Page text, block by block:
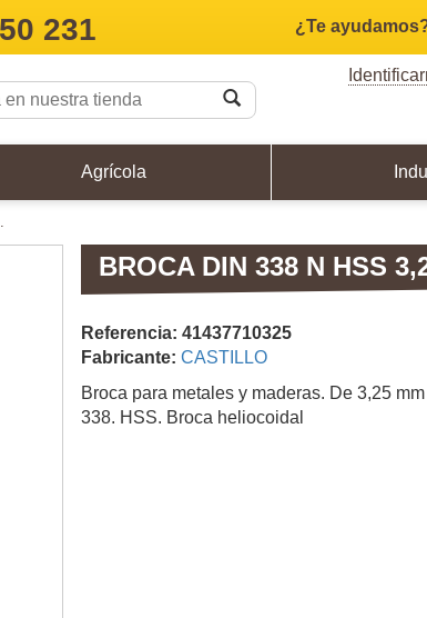
231 ¿Te
Agrícola
BROCA DIN 338 N HSS
Referencia: 41437710325
Fabricante: CASTILLO
Broca para metales y maderas. De 3,25
338. HSS. Broca heliocoidal